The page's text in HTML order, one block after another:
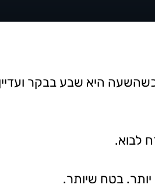
היא שבע בבקר
לבוא.
בטח שיותר.